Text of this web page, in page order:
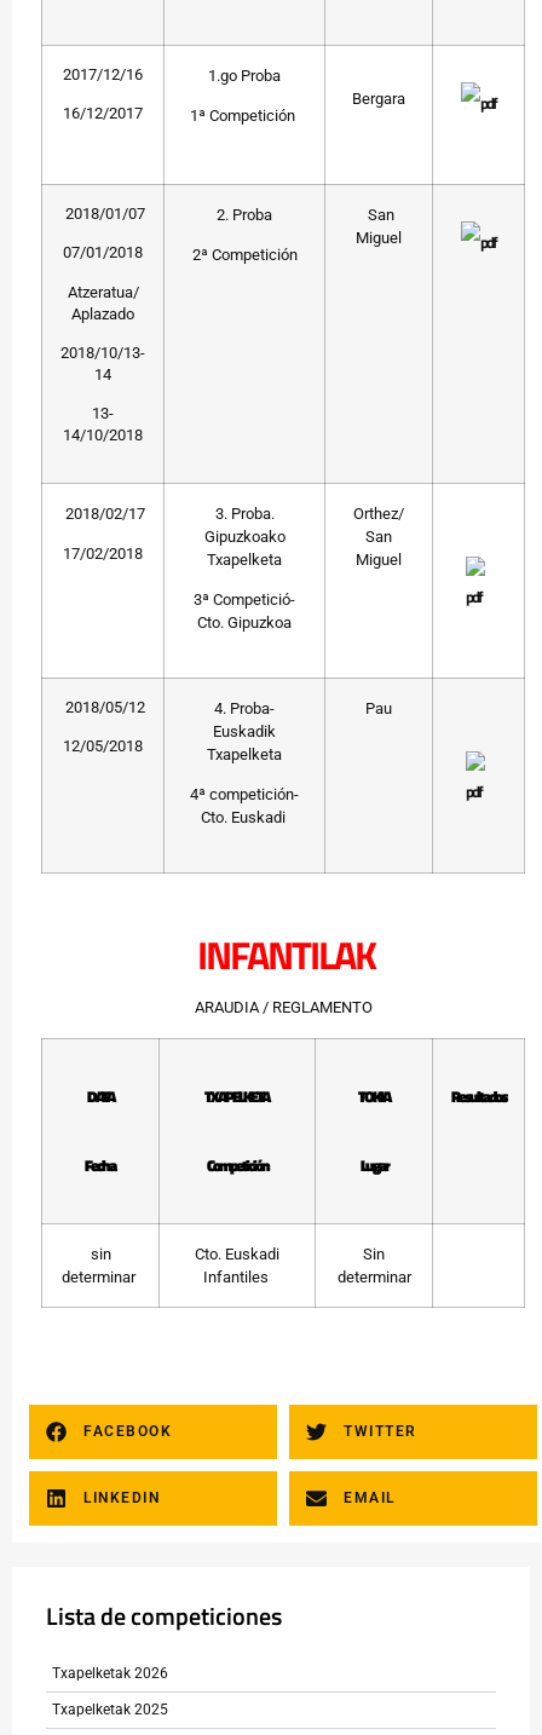
2017/12/16
16/12/2017
1.go Proba
1ª Competición
Bergara
2018/01/07
07/01/2018
Atzeratua/
Aplazado
2018/10/13-
14
13-
14/10/2018
2. Proba
2ª Competición
San
Miguel
2018/02/17
17/02/2018
3. Proba.
Gipuzkoako
Txapelketa
3ª Competició-
Cto. Gipuzkoa
Orthez/
San
Miguel
2018/05/12
12/05/2018
4. Proba-
Euskadik
Txapelketa
4ª competición-
Cto. Euskadi
Pau
INFANTILAK
ARAUDIA / REGLAMENTO
DATA
Fecha
TXAPELKETA
Competición
TOKIA
Lugar
Resultados
sin
determinar
Cto. Euskadi
Infantiles
Sin
determinar
FACEBOOK TWITTER
LINKEDIN EMAIL
Lista de competiciones
Txapelketak 2026
Txapelketak 2025